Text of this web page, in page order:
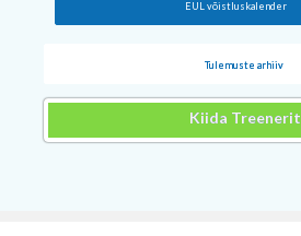
EUL võistluskalender
Tulemuste arhiiv
Kiida Treenerit